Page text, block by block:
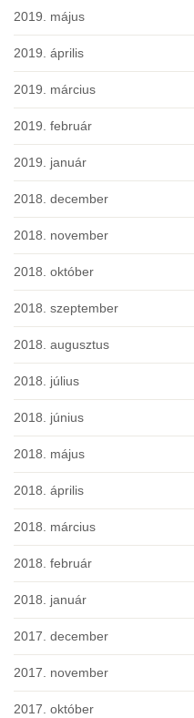
2019. május
2019. április
2019. március
2019. február
2019. január
2018. december
2018. november
2018. október
2018. szeptember
2018. augusztus
2018. július
2018. június
2018. május
2018. április
2018. március
2018. február
2018. január
2017. december
2017. november
2017. október